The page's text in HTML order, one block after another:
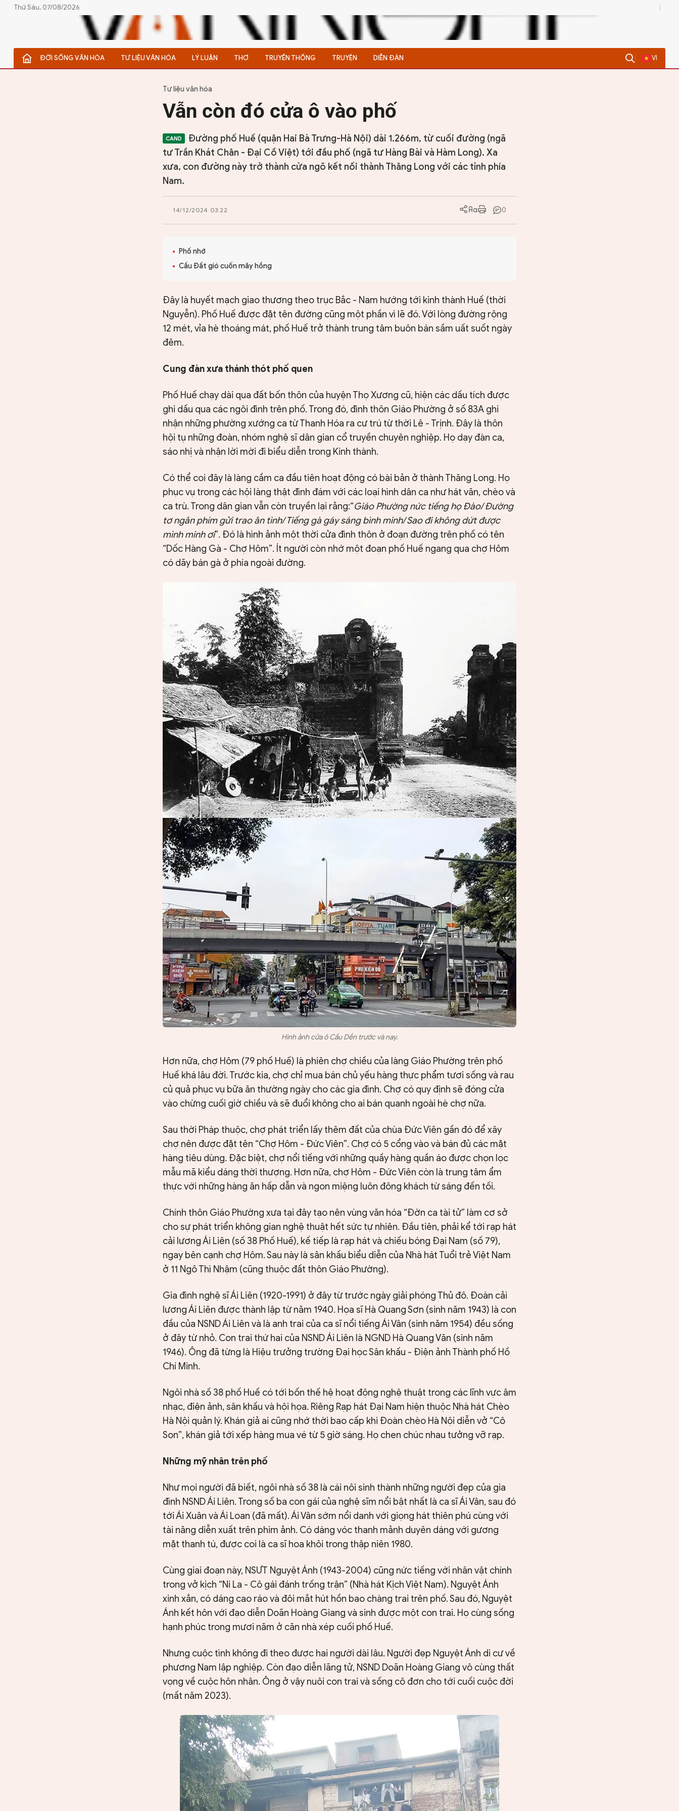
Thứ Sáu, 07/08/2026
ĐỜI SỐNG VĂN HÓA TƯ LIỆU VĂN HÓA LÝ LUẬN THƠ TRUYỀN THỐNG TRUYỆN DIỄN ĐÀN VI
ĐỜI SỐNG VĂN HÓA
Tư liệu văn hóa
Vẫn còn đó cửa ô vào phố
Đường phố Huế (quận Hai Bà Trưng-Hà Nội) dài 1.266m, từ cuối đường (ngã
tư Trần Khát Chân - Đại Cồ Việt) tới đầu phố (ngã tư Hàng Bài và Hàm Long). Xa
xưa, con đường này trở thành cửa ngõ kết nối thành Thăng Long với các tỉnh phía
Nam.
14/12/2024 03:22 0
Phố nhớ
Cầu Đất gió cuốn mây hồng
Đây là huyết mạch giao thương theo trục Bắc - Nam hướng tới kinh thành Huế (thời
Nguyễn). Phố Huế được đặt tên đường cũng một phần vì lẽ đó. Với lòng đường rộng
12 mét, vỉa hè thoáng mát, phố Huế trở thành trung tâm buôn bán sầm uất suốt ngày
đêm.
Cung đàn xưa thánh thót phố quen
Phố Huế chạy dài qua đất bốn thôn của huyện Thọ Xương cũ, hiện các dấu tích được
ghi dấu qua các ngôi đình trên phố. Trong đó, đình thôn Giáo Phường ở số 83A ghi
nhận những phường xướng ca từ Thanh Hóa ra cư trú từ thời Lê - Trịnh. Đây là thôn
hội tụ những đoàn, nhóm nghệ sĩ dân gian cổ truyền chuyên nghiệp. Họ dạy đàn ca,
sáo nhị và nhận lời mời đi biểu diễn trong Kinh thành.
Có thể coi đây là làng cầm ca đầu tiên hoạt động có bài bản ở thành Thăng Long. Họ
phục vụ trong các hội làng thật đình đám với các loại hình dân ca như hát văn, chèo và
ca trù. Trong dân gian vẫn còn truyền lại rằng:“Giáo Phường nức tiếng họ Đào/ Đường
tơ ngân phím gửi trao ân tình/ Tiếng gà gáy sáng bình minh/ Sao đi không dứt được
mình minh ơi”. Đó là hình ảnh một thời cửa đình thôn ở đoạn đường trên phố có tên
“Dốc Hàng Gà - Chợ Hôm”. Ít người còn nhớ một đoạn phố Huế ngang qua chợ Hôm
có dãy bán gà ở phía ngoài đường.
Hình ảnh cửa ô Cầu Dền trước và nay.
Hơn nữa, chợ Hôm (79 phố Huế) là phiên chợ chiều của làng Giáo Phường trên phố
Huế khá lâu đời. Trước kia, chợ chỉ mua bán chủ yếu hàng thực phẩm tươi sống và rau
củ quả phục vụ bữa ăn thường ngày cho các gia đình. Chợ có quy định sẽ đóng cửa
vào chừng cuối giờ chiều và sẽ đuổi không cho ai bán quanh ngoài hè chợ nữa.
Sau thời Pháp thuộc, chợ phát triển lấy thêm đất của chùa Đức Viên gần đó để xây
chợ nên được đặt tên “Chợ Hôm - Đức Viên”. Chợ có 5 cổng vào và bán đủ các mặt
hàng tiêu dùng. Đặc biệt, chợ nổi tiếng với những quầy hàng quần áo được chọn lọc
mẫu mã kiểu dáng thời thượng. Hơn nữa, chợ Hôm - Đức Viên còn là trung tâm ẩm
thực với những hàng ăn hấp dẫn và ngon miệng luôn đông khách từ sáng đến tối.
Chính thôn Giáo Phường xưa tại đây tạo nên vùng văn hóa “Đờn ca tài tử” làm cơ sở
cho sự phát triển không gian nghệ thuật hết sức tự nhiên. Đầu tiên, phải kể tới rạp hát
cải lương Ái Liên (số 38 Phố Huế), kế tiếp là rạp hát và chiếu bóng Đại Nam (số 79),
ngay bên cạnh chợ Hôm. Sau này là sân khấu biểu diễn của Nhà hát Tuổi trẻ Việt Nam
ở 11 Ngô Thì Nhậm (cũng thuộc đất thôn Giáo Phường).
Gia đình nghệ sĩ Ái Liên (1920-1991) ở đây từ trước ngày giải phóng Thủ đô. Đoàn cải
lương Ái Liên được thành lập từ năm 1940. Họa sĩ Hà Quang Sơn (sinh năm 1943) là con
đầu của NSND Ái Liên và là anh trai của ca sĩ nổi tiếng Ái Vân (sinh năm 1954) đều sống
ở đây từ nhỏ. Con trai thứ hai của NSND Ái Liên là NGND Hà Quang Văn (sinh năm
1946). Ông đã từng là Hiệu trưởng trường Đại học Sân khấu - Điện ảnh Thành phố Hồ
Chí Minh.
Ngôi nhà số 38 phố Huế có tới bốn thế hệ hoạt động nghệ thuật trong các lĩnh vực âm
nhạc, điện ảnh, sân khấu và hội họa. Riêng Rạp hát Đại Nam hiện thuộc Nhà hát Chèo
Hà Nội quản lý. Khán giả ai cũng nhớ thời bao cấp khi Đoàn chèo Hà Nội diễn vở “Cô
Son”, khán giả tới xếp hàng mua vé từ 5 giờ sáng. Họ chen chúc nhau tưởng vỡ rạp.
Những mỹ nhân trên phố
Như mọi người đã biết, ngôi nhà số 38 là cái nôi sinh thành những người đẹp của gia
đình NSND Ái Liên. Trong số ba con gái của nghệ sĩm nổi bật nhất là ca sĩ Ái Vân, sau đó
tới Ái Xuân và Ái Loan (đã mất). Ái Vân sớm nổi danh với giọng hát thiên phú cùng với
tài năng diễn xuất trên phim ảnh. Có dáng vóc thanh mảnh duyên dáng với gương
mặt thanh tú, được coi là ca sĩ hoa khôi trong thập niên 1980.
Cùng giai đoạn này, NSƯT Nguyệt Ánh (1943-2004) cũng nức tiếng với nhân vật chính
trong vở kịch “Ni La - Cô gái đánh trống trận” (Nhà hát Kịch Việt Nam). Nguyệt Ánh
xinh xắn, có dáng cao ráo và đôi mắt hút hồn bao chàng trai trên phố. Sau đó, Nguyệt
Ánh kết hôn với đạo diễn Doãn Hoàng Giang và sinh được một con trai. Họ cùng sống
hạnh phúc trong mươi năm ở căn nhà xép cuối phố Huế.
Nhưng cuộc tình không đi theo được hai người dài lâu. Người đẹp Nguyệt Ánh di cư về
phương Nam lập nghiệp. Còn đạo diễn lãng tử, NSND Doãn Hoàng Giang vô cùng thất
vọng về cuộc hôn nhân. Ông ở vậy nuôi con trai và sống cô đơn cho tới cuối cuộc đời
(mất năm 2023).